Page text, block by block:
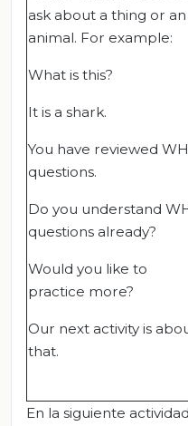
ask about a thing or an
animal. For example:
What is this?
It is a shark.
You have reviewed WH
questions.
Do you understand
questions already?
Would you like to
practice more?
Our next activity is
that.
En la siguiente